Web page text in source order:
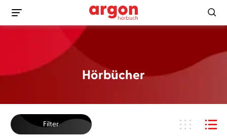
Hörbücher
Filter